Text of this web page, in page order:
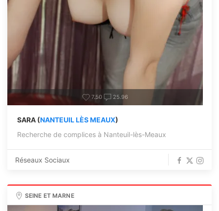
7.50 25.96
SARA (NANTEUIL LÈS MEAUX)
Recherche de complices à Nanteuil-lès-Meaux
Réseaux Sociaux
SEINE ET MARNE